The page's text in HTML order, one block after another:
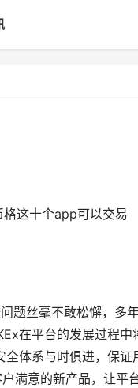
这十个app可以交易
题丝毫不敢松懈，多
在平台的发展过程中
体系与时俱进，保证
满意的新产品，让平